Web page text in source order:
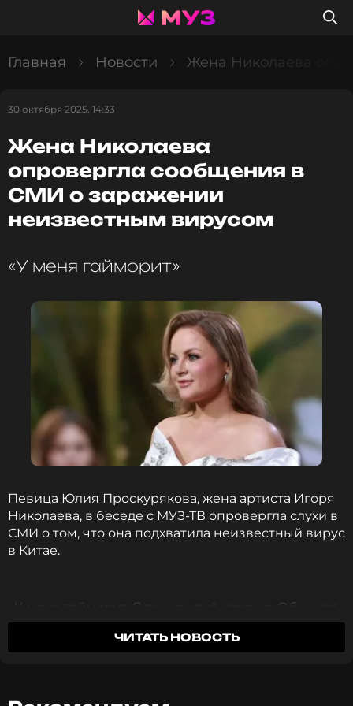
Главная Новости Жена Николаева
30 октября 2025, 14:33
Жена Николаева
опровергла сообщения в
СМИ о заражении
неизвестным вирусом
«У меня гайморит»
Певица Юлия Проскурякова, жена артиста Игоря
Николаева, в беседе с МУЗ-ТВ опровергла слухи в
СМИ о том, что она подхватила неизвестный вирус
в Китае.
«У меня гайморит. Я лечусь, всё хорошо. Обычная
история под кондиционером», — сообщила
личном блоге короткое видео, на котором
ЧИТАТЬ НОВОСТЬ